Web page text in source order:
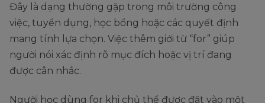
Đây là dạng thường gặp trong môi trường công
việc, tuyển dụng, học bổng hoặc các quyết định
mang tính lựa chọn. Việc thêm giới từ “for” giúp
người nói xác định rõ mục đích hoặc vị trí đang
được cân nhắc.
Người học dùng for khi chủ thể được đặt vào một